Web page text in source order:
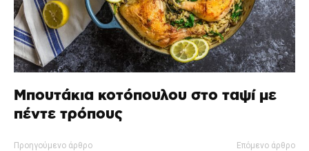
Μπουτάκια κοτόπουλου στο ταψί με
πέντε τρόπους
Προηγούμενο άρθρο Επόμενο άρθρο